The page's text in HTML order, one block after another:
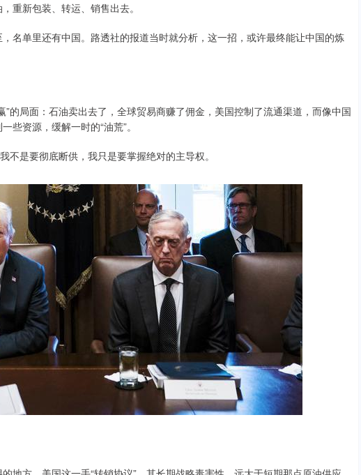
重新包装、转运、销售出去。
名单里还有中国。路透社的报道当时就分析，这一招，或许最终能让中国的炼
的局面：石油卖出去了，全球贸易商赚了佣金，美国控制了流通渠道，而像中国
些资源，缓解一时的“油荒”。
不是要彻底断供，我只是要掌握绝对的主导权。